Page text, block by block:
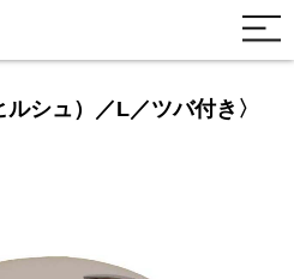
シュ）／L／ツバ付き〉